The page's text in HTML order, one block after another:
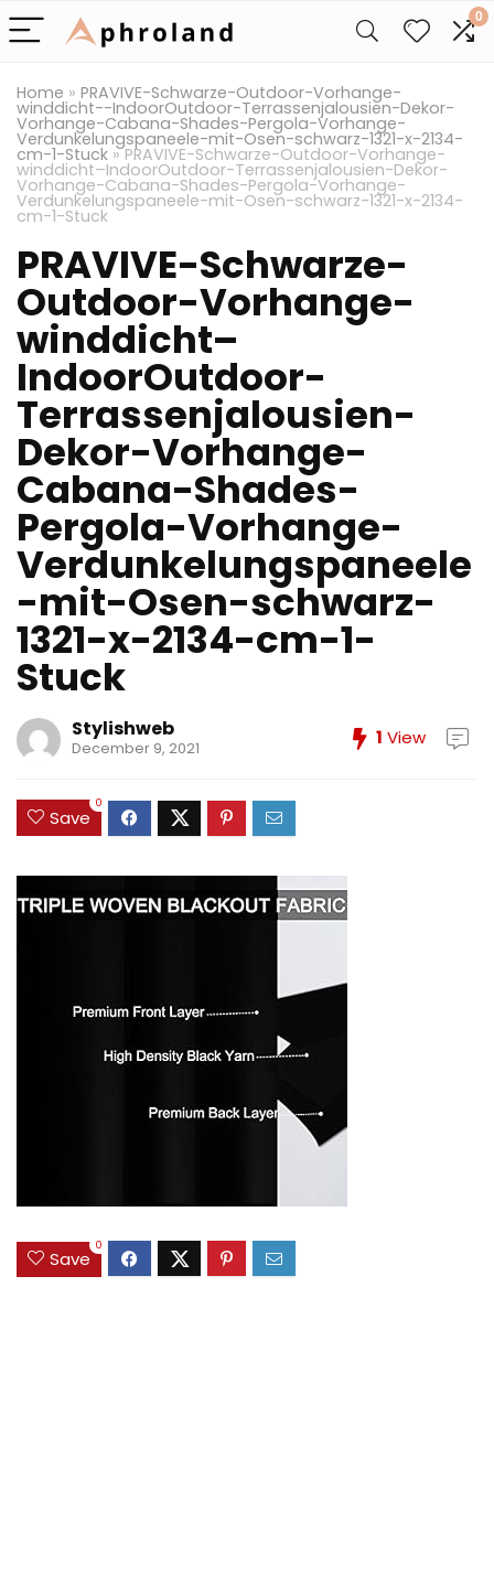
0
Home » PRAVIVE-Schwarze-Outdoor-Vorhange-
winddicht--IndoorOutdoor-Terrassenjalousien-Dekor-
Vorhange-Cabana-Shades-Pergola-Vorhange-
Verdunkelungspaneele-mit-Osen-schwarz-1321-x-2134-
cm-1-Stuck »PRAVIVE-Schwarze-Outdoor-Vorhange-
winddicht–IndoorOutdoor-Terrassenjalousien-Dekor-
Vorhange-Cabana-Shades-Pergola-Vorhange-
Verdunkelungspaneele-mit-Osen-schwarz-1321-x-2134-
cm-1-Stuck
PRAVIVE-Schwarze-
Outdoor-Vorhange-
winddicht–
IndoorOutdoor-
Terrassenjalousien-
Dekor-Vorhange-
Cabana-Shades-
Pergola-Vorhange-
Verdunkelungspaneele
-mit-Osen-schwarz-
1321-x-2134-cm-1-
Stuck
Stylishweb
December 9, 2021 1 View
Save
0
Save
0